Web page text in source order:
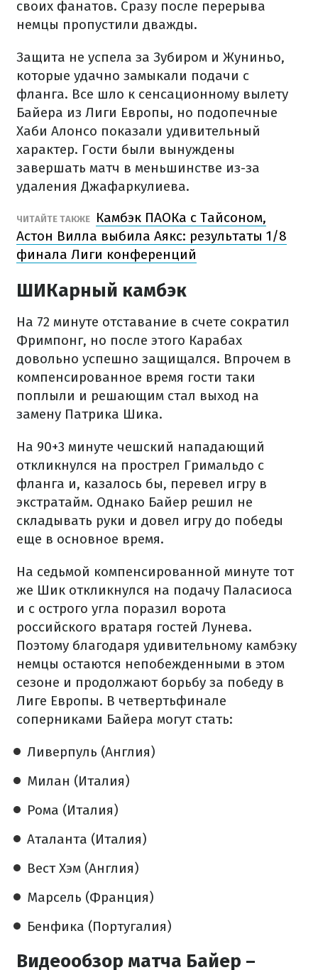
своих фанатов. Сразу после перерыва
немцы пропустили дважды.
Защита не успела за Зубиром и Жуниньо,
которые удачно замыкали подачи с
фланга. Все шло к сенсационному вылету
Байера из Лиги Европы, но подопечные
Хаби Алонсо показали удивительный
характер. Гости были вынуждены
завершать матч в меньшинстве из-за
удаления Джафаркулиева.
ЧИТАЙТЕ ТАКЖЕ
Камбэк ПАОКа с Тайсоном,
Астон Вилла выбила Аякс: результаты 1/8
финала Лиги конференций
ШИКарный камбэк
На 72 минуте отставание в счете сократил
Фримпонг, но после этого Карабах
довольно успешно защищался. Впрочем в
компенсированное время гости таки
поплыли и решающим стал выход на
замену Патрика Шика.
На 90+3 минуте чешский нападающий
откликнулся на прострел Гримальдо с
фланга и, казалось бы, перевел игру в
экстратайм. Однако Байер решил не
складывать руки и довел игру до победы
еще в основное время.
На седьмой компенсированной минуте тот
же Шик откликнулся на подачу Паласиоса
и с острого угла поразил ворота
российского вратаря гостей Лунева.
Поэтому благодаря удивительному камбэку
немцы остаются непобежденными в этом
сезоне и продолжают борьбу за победу в
Лиге Европы. В четвертьфинале
соперниками Байера могут стать:
Ливерпуль (Англия)
Милан (Италия)
Рома (Италия)
Аталанта (Италия)
Вест Хэм (Англия)
Марсель (Франция)
Бенфика (Португалия)
Видеообзор матча Байер –